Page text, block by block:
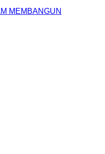
MEMBANGUN